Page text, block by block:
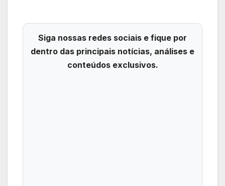
Siga nossas redes sociais e fique por
dentro das principais notícias, análises e
conteúdos exclusivos.